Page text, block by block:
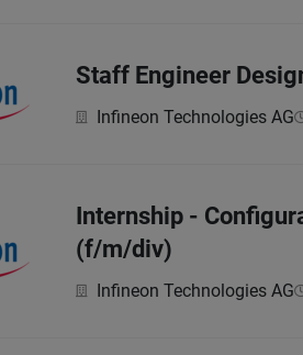
Staff Engineer
Infineon Technologies AG
Internship -
(f/m/div)
Infineon Technologies AG